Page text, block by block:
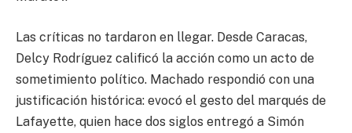
Las críticas no tardaron en llegar. Desde Caracas,
Delcy Rodríguez calificó la acción como un acto de
sometimiento político. Machado respondió con una
justificación histórica: evocó el gesto del marqués de
Lafayette, quien hace dos siglos entregó a Simón